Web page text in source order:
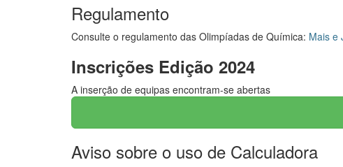
Regulamento
Consulte o regulamento das Olimpíadas de Química: Mais e
Inscrições Edição 2024
A inserção de equipas encontram-se abertas
Aviso sobre o uso de Calculadora